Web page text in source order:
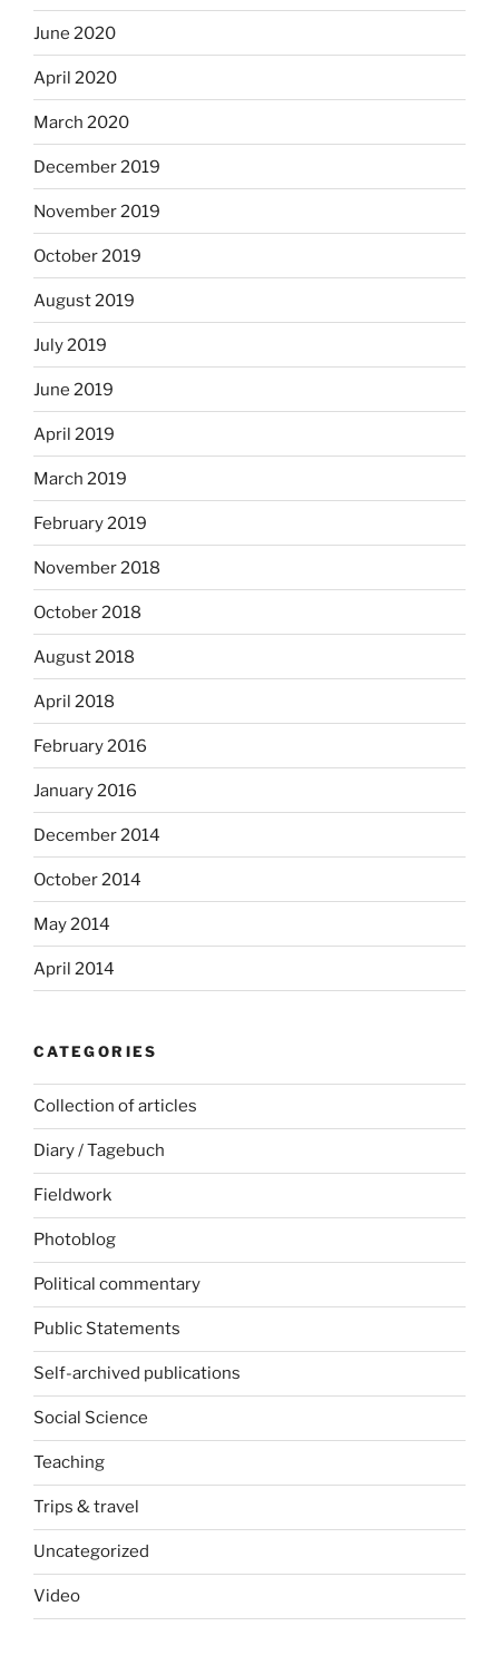
June 2020
April 2020
March 2020
December 2019
November 2019
October 2019
August 2019
July 2019
June 2019
April 2019
March 2019
February 2019
November 2018
October 2018
August 2018
April 2018
February 2016
January 2016
December 2014
October 2014
May 2014
April 2014
CATEGORIES
Collection of articles
Diary / Tagebuch
Fieldwork
Photoblog
Political commentary
Public Statements
Self-archived publications
Social Science
Teaching
Trips & travel
Uncategorized
Video